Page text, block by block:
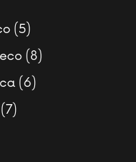
55
productos
88
66
77